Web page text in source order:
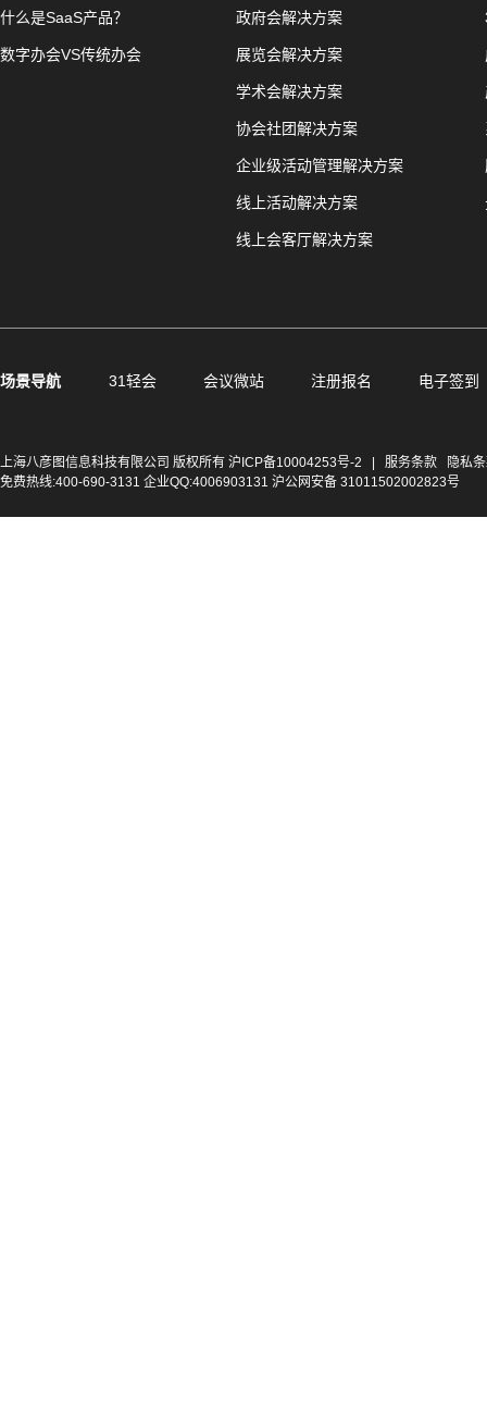
什么是SaaS产品？
数字办会VS传统办会
政府会解决方案
展览会解决方案
学术会解决方案
协会社团解决方案
企业级活动管理解决方案
线上活动解决方案
线上会客厅解决方案
场景导航 31轻会 会议微站 注册报名 电子签到
上海八彦图信息科技有限公司 版权所有 沪ICP备10004253号-2 服务条款
隐私
免费热线:400-690-3131 企业QQ:4006903131 沪公网安备 31011502002823号